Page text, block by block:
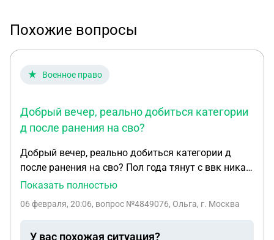
Похожие вопросы
Военное право
Добрый вечер, реально добиться категории
д после ранения на сво?
Добрый вечер, реально добиться категории д
после ранения на сво? Пол года тянут с ввк никак,
нахожусь в полку.ранения контузия, потеря
пальцев на ноге и осколки...
Показать полностью
06 февраля, 20:06, вопрос №4849076, Ольга, г. Москва
У вас похожая ситуация?